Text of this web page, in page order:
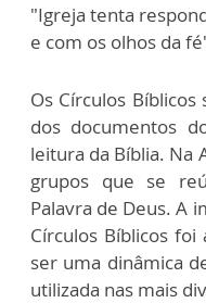
"Igreja tenta
e com os olhos da
Os Círculos
dos documentos
leitura da Bíblia. Na
grupos que se
Palavra de Deus. A
Círculos Bíblicos
ser uma dinâmica
utilizada nas mais